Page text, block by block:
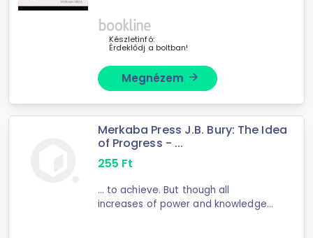
should become involved. The
Készletinfó:
Érdeklődj a boltban!
Megnézem arrow_forward
Merkaba Press J.B. Bury: The Idea
of Progress - ...
255 Ft
... to achieve. But though all
increases of power and knowledge